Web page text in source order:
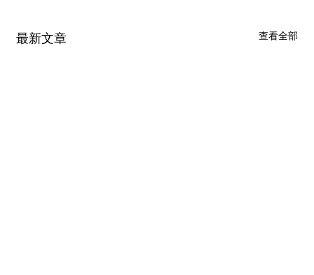
最新文章 查看全部